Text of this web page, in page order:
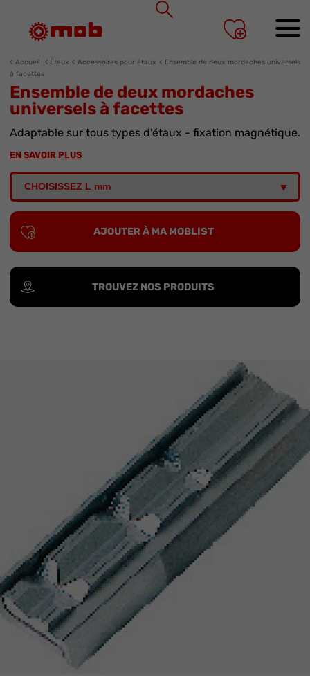
Accueil Étaux Accessoires pour étaux
Ensemble de deux mordaches universels
à facettes
Ensemble de deux mordaches
universels à facettes
Adaptable sur tous types d'étaux - fixation magnétique.
EN SAVOIR PLUS
AJOUTER À MA MOBLIST
TROUVEZ NOS PRODUITS